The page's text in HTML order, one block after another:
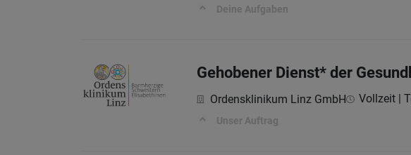
Deine Aufgaben
Gehobener Dienst* der
Ordensklinikum Linz GmbH Vollzeit |
Unser Auftrag